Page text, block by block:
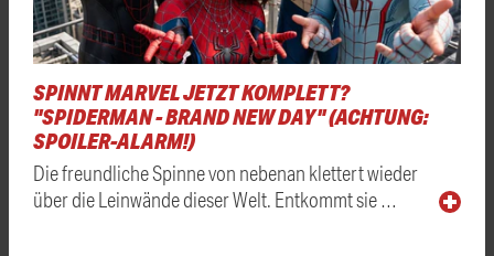
SPINNT MARVEL JETZT KOMPLETT?
"SPIDERMAN - BRAND NEW DAY" (ACHTUNG:
SPOILER-ALARM!)
Die freundliche Spinne von nebenan klettert wieder
über die Leinwände dieser Welt. Entkommt sie …